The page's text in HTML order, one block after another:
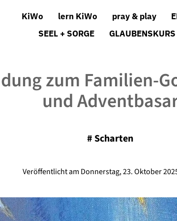
KiWo lern KiWo pray & play
SEEL + SORGE
GLAUBENSKURS
zum Familien-
und
# Scharten
Veröffentlicht am Donnerstag, 23. Oktober